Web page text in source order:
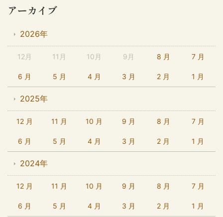
アーカイブ
2026年
12月 11月 10月 9月 8 月 7 月
6 月 5 月 4 月 3 月 2 月 1 月
2025年
12 月 11 月 10 月 9 月 8 月 7 月
6 月 5 月 4 月 3 月 2 月 1 月
2024年
12 月 11 月 10 月 9 月 8 月 7 月
6 月 5 月 4 月 3 月 2 月 1 月